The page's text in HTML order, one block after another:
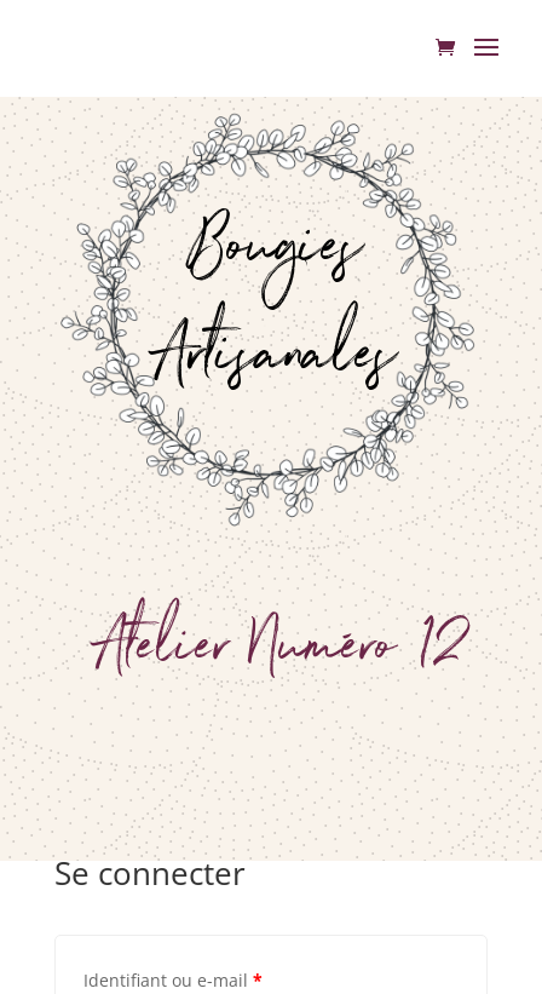
Bougies
Artisanales
Atelier Numéro 12
Se connecter
Identifiant ou e-mail *